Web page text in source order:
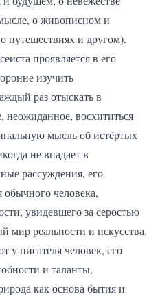
о живописном и
путешествиях и другом).
проявляется в его
изучить
раз отыскать в
неожиданное, восхититься
мысль об истёртых
не впадает в
рассуждения, его
человека,
увидевшего за серостью
мир реальности и искусства.
у писателя человек, его
и таланты,
как основа бытия и